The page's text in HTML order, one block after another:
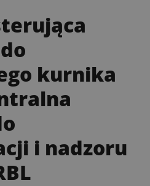
kurnika
i nadzoru